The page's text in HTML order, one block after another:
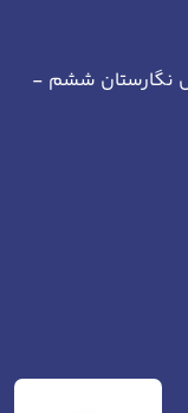
نگارستان ششم -